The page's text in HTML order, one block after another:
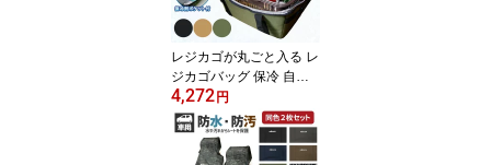
レジカゴが丸ごと入る レ
ジカゴバッグ 保冷 自立
密閉 時短 マイカゴ 保温
保冷バッグ レジかご カ
バー おしゃれ 便利 撥水
エコバッグ 買い物かご
4,272円